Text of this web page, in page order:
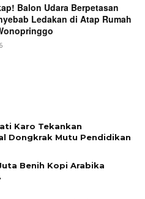
Balon Udara Berpetasan
Ledakan di Atap Rumah
Karo Tekankan
Dongkrak Mutu Pendidikan
Benih Kopi Arabika